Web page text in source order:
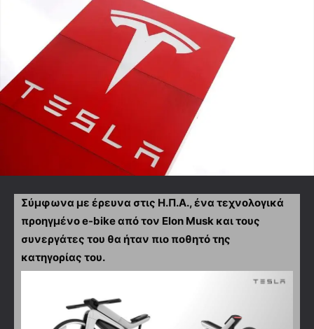
Σύμφωνα με έρευνα στις Η.Π.Α., ένα τεχνολογικά
προηγμένο e-bike από τον Elon Musk και τους
συνεργάτες του θα ήταν πιο ποθητό της
κατηγορίας του.